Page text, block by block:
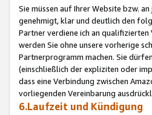
Sie müssen auf Ihrer Website bzw.
genehmigt, klar und deutlich den
Partner verdiene ich an qualifizierten
werden Sie ohne unsere vorherige
Partnerprogramm machen. Sie
(einschließlich der expliziten oder
dass eine Verbindung zwischen
vorliegenden Vereinbarung
6.Laufzeit und Kündigung